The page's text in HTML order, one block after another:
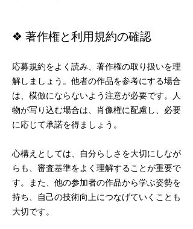
❖ 著作権と利用規約の確認
応募規約をよく読み、著作権の取り扱いを理
解しましょう。他者の作品を参考にする場合
は、模倣にならないよう注意が必要です。人
物が写り込む場合は、肖像権に配慮し、必要
に応じて承諾を得ましょう。
心構えとしては、自分らしさを大切にしなが
らも、審査基準をよく理解することが重要で
す。また、他の参加者の作品から学ぶ姿勢を
持ち、自己の技術向上につなげていくことも
大切です。